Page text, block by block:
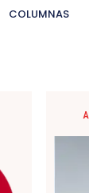
COLUMNAS